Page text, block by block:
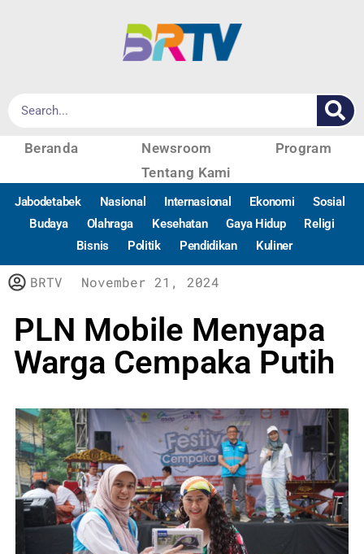
Beranda Newsroom
Program
Tentang Kami
Jabodetabek Nasional Internasional Ekonomi
Sosial
Budaya
Olahraga Kesehatan Gaya Hidup
Religi
Bisnis
Politik Pendidikan Kuliner
BRTV November 21, 2024
PLN Mobile Menyapa
Warga Cempaka Putih